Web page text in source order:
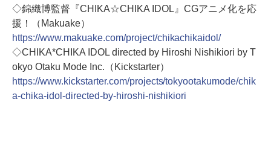
◇錦織博監督『CHIKA☆CHIKA IDOL』CGアニメ化を応
援！（Makuake）
https://www.makuake.com/project/chikachikaidol/
◇CHIKA*CHIKA IDOL directed by Hiroshi Nishikiori by T
okyo Otaku Mode Inc.（Kickstarter）
https://www.kickstarter.com/projects/tokyootakumode/chik
a-chika-idol-directed-by-hiroshi-nishikiori